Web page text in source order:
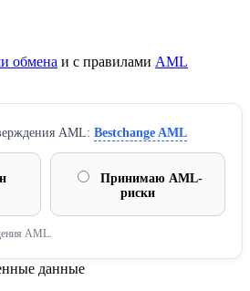
обмена и с правилами AML
AML: Bestchange AML
Принимаю AML-
риски
AML.
данные